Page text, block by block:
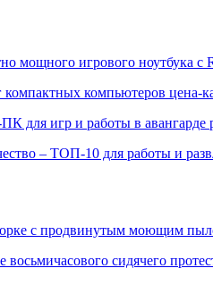
мощного игрового ноутбука с
компьютеров цена-
для игр и работы в авангарде
– ТОП-10 для работы и
с продвинутым моющим
сидячего